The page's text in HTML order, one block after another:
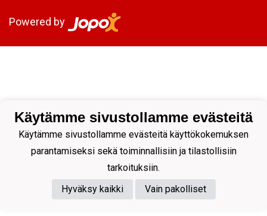
Powered by
Käytämme sivustollamme evästeitä
Käytämme sivustollamme evästeitä käyttökokemuksen
parantamiseksi sekä toiminnallisiin ja tilastollisiin
tarkoituksiin.
Hyväksy kaikki
Vain pakolliset